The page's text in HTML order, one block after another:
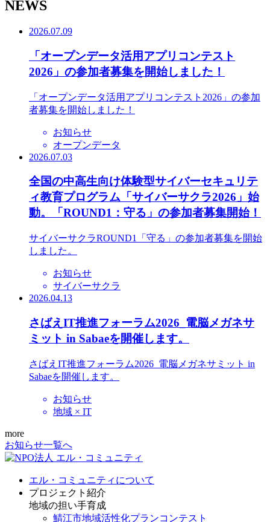
NEWS
2026.07.09
「オープンデータ活用アプリコンテスト
2026」の参加者募集を開始しました！
「オープンデータ活用アプリコンテスト2026」の参加
者募集を開始しました！
お知らせ
オープンデータ
2026.07.03
全国の中高生向け体験型サイバーセキュリテ
ィ教育プログラム「サイバーサクラ2026」始
動。「ROUND1：守る」の参加者募集開始！
サイバーサクラROUND1「守る」の参加者募集を開始
しました。
お知らせ
サイバーサクラ
2026.04.13
さばえIT推進フォーラム2026_電脳メガネサ
ミット in Sabaeを開催します。
さばえIT推進フォーラム2026_電脳メガネサミット in
Sabaeを開催します。
お知らせ
地域 × IT
more
お知らせ一覧へ
エル・コミュニティについて
プロジェクト紹介
地域の担い手育成
鯖江市地域活性化プランコンテスト